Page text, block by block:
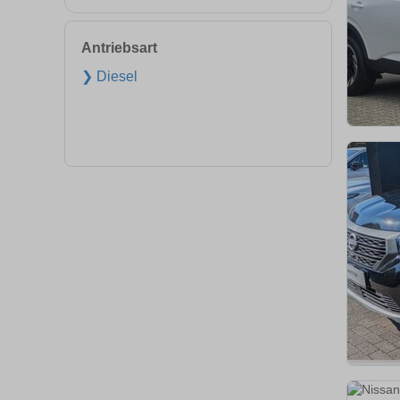
Antriebsart
❯ Diesel